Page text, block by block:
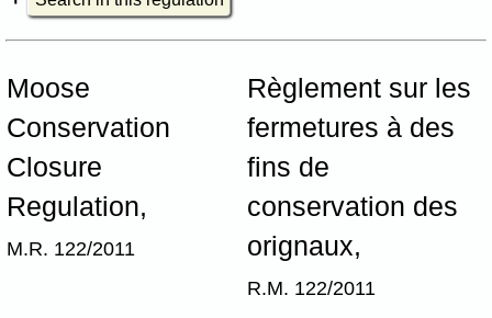
Moose
Conservation
Closure
Regulation,
M.R. 122/2011
Règlement sur les
fermetures à des
fins de
conservation des
orignaux,
R.M. 122/2011